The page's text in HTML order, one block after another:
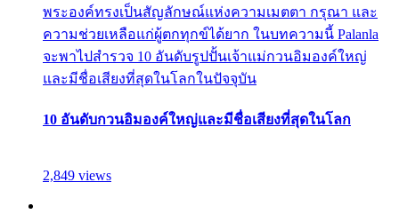
พระองค์ทรงเป็นสัญลักษณ์แห่งความเมตตา กรุณา และ
ความช่วยเหลือแก่ผู้ตกทุกข์ได้ยาก ในบทความนี้ Palanla
จะพาไปสำรวจ 10 อันดับรูปปั้นเจ้าแม่กวนอิมองค์ใหญ่
และมีชื่อเสียงที่สุดในโลกในปัจจุบัน
10 อันดับกวนอิมองค์ใหญ่และมีชื่อเสียงที่สุดในโลก
2,849 views